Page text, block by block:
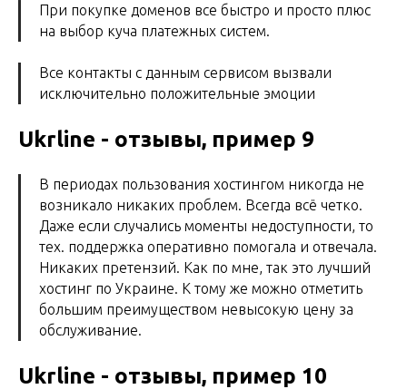
При покупке доменов все быстро и просто плюс
на выбор куча платежных систем.
Все контакты с данным сервисом вызвали
исключительно положительные эмоции
Ukrline - отзывы, пример 9
В периодах пользования хостингом никогда не
возникало никаких проблем. Всегда всё четко.
Даже если случались моменты недоступности, то
тех. поддержка оперативно помогала и отвечала.
Никаких претензий. Как по мне, так это лучший
хостинг по Украине. К тому же можно отметить
большим преимуществом невысокую цену за
обслуживание.
Ukrline - отзывы, пример 10